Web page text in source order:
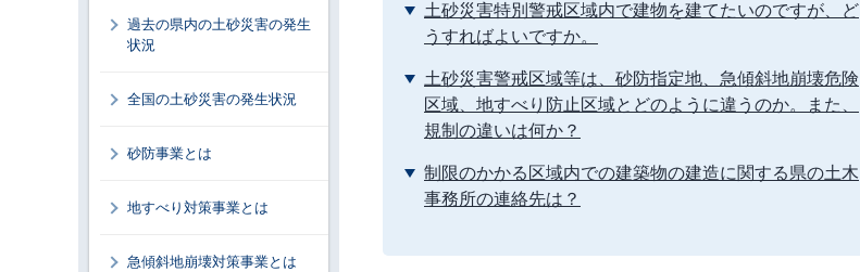
土砂災害特別警戒区域内で建物を建てたいのですが、ど
うすればよいですか。
土砂災害警戒区域等は、砂防指定地、急傾斜地崩壊危険
区域、地すべり防止区域とどのように違うのか。また、
規制の違いは何か？
制限のかかる区域内での建築物の建造に関する県の土木
事務所の連絡先は？
過去の県内の土砂災害の発生
状況
全国の土砂災害の発生状況
砂防事業とは
地すべり対策事業とは
急傾斜地崩壊対策事業とは